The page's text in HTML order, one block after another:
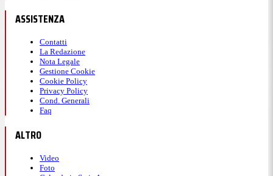
ASSISTENZA
Contatti
La Redazione
Nota Legale
Gestione Cookie
Cookie Policy
Privacy Policy
Cond. Generali
Faq
ALTRO
Video
Foto